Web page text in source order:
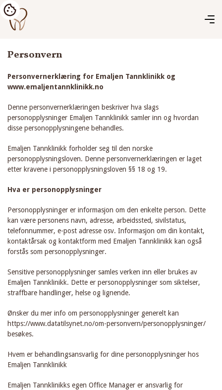
Personvern
Personvernerklæring for Emaljen Tannklinikk og
www.emaljentannklinikk.no
Denne personvernerklæringen beskriver hva slags
personopplysninger Emaljen Tannklinikk samler inn og hvordan
disse personopplysningene behandles.
Emaljen Tannklinikk forholder seg til den norske
personopplysningsloven. Denne personvernerklæringen er laget
etter kravene i personopplysningsloven §§ 18 og 19.
Hva er personopplysninger
Personopplysninger er informasjon om den enkelte person. Dette
kan være personens navn, adresse, arbeidssted, sivilstatus,
telefonnummer, e-post adresse osv. Informasjon om din kontakt,
kontaktårsak og kontaktform med Emaljen Tannklinikk kan også
forstås som personopplysninger.
Sensitive personopplysninger samles verken inn eller brukes av
Emaljen Tannklinikk. Dette er personopplysninger som siktelser,
straffbare handlinger, helse og lignende.
Ønsker du mer info om personopplysninger generelt kan
https://www.datatilsynet.no/om-personvern/personopplysninger/
besøkes.
Hvem er behandlingsansvarlig for dine personopplysninger hos
Emaljen Tannklinikk
Emaljen Tannklinikks egen Office Manager er ansvarlig for